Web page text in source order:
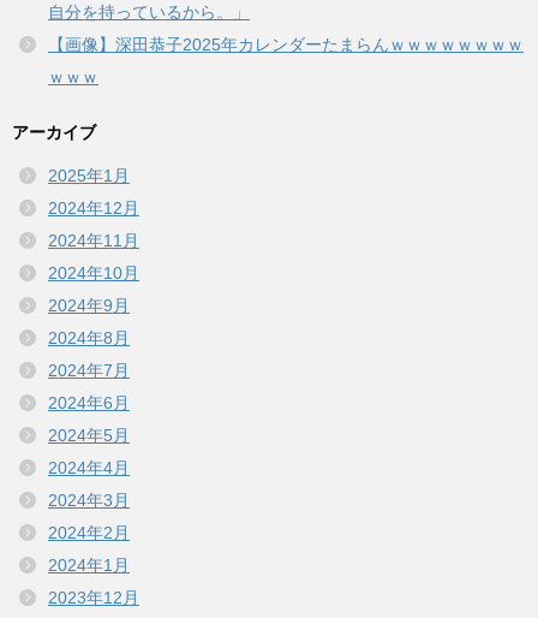
自分を持っているから。」
【画像】深田恭子2025年カレンダーたまらんｗｗｗｗｗｗｗｗ
ｗｗｗ
アーカイブ
2025年1月
2024年12月
2024年11月
2024年10月
2024年9月
2024年8月
2024年7月
2024年6月
2024年5月
2024年4月
2024年3月
2024年2月
2024年1月
2023年12月